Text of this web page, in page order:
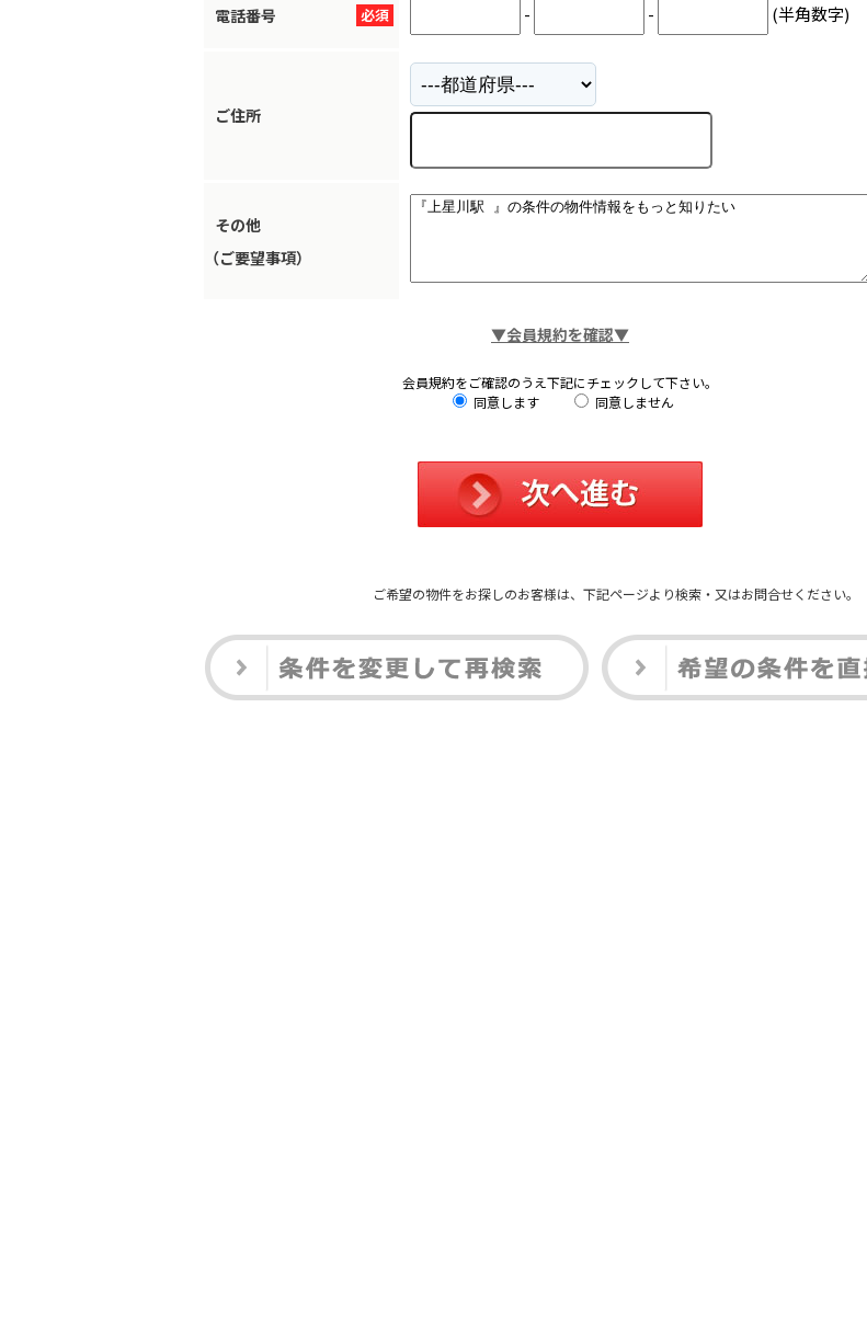
必須
電話番号 - - (半角数字)
ご住所
その他
（ご要望事項）
▼会員規約を確認▼
会員規約をご確認のうえ下記にチェックして下さい。
同意します
同意しません
ご希望の物件をお探しのお客様は、下記ページより検索・又はお問合せください。